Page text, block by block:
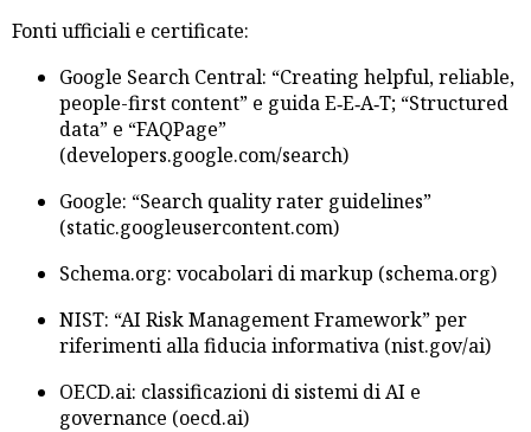
Fonti ufficiali e certificate:
Google Search Central: “Creating helpful, reliable,
people-first content” e guida E‑E‑A‑T; “Structured
data” e “FAQPage”
(developers.google.com/search)
Google: “Search quality rater guidelines”
(static.googleusercontent.com)
Schema.org: vocabolari di markup (schema.org)
NIST: “AI Risk Management Framework” per
riferimenti alla fiducia informativa (nist.gov/ai)
OECD.ai: classificazioni di sistemi di AI e
governance (oecd.ai)